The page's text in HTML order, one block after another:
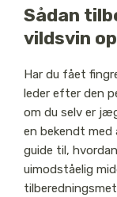
Sådan
vildsvin
Har du fået
leder efter den
om du selv er
en bekendt med
guide til,
uimodståelig